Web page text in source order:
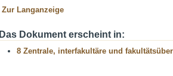
Zur Langanzeige
Das Dokument erscheint in:
8 Zentrale, interfakultäre und